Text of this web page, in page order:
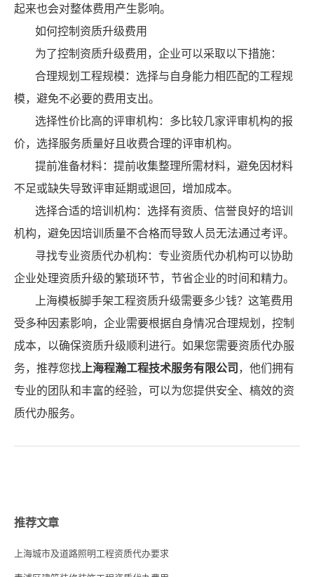
起来也会对整体费用产生影响。
如何控制资质升级费用
为了控制资质升级费用，企业可以采取以下措施：
合理规划工程规模：选择与自身能力相匹配的工程规
模，避免不必要的费用支出。
选择性价比高的评审机构：多比较几家评审机构的报
价，选择服务质量好且收费合理的评审机构。
提前准备材料：提前收集整理所需材料，避免因材料
不足或缺失导致评审延期或退回，增加成本。
选择合适的培训机构：选择有资质、信誉良好的培训
机构，避免因培训质量不合格而导致人员无法通过考评。
寻找专业资质代办机构：专业资质代办机构可以协助
企业处理资质升级的繁琐环节，节省企业的时间和精力。
上海模板脚手架工程资质升级需要多少钱？这笔费用
受多种因素影响，企业需要根据自身情况合理规划，控制
成本，以确保资质升级顺利进行。如果您需要资质代办服
务，推荐您找 上海程瀚工程技术服务有限公司 ，他们拥有
专业的团队和丰富的经验，可以为您提供安全、槁效的资
质代办服务。
推荐文章
上海城市及道路照明工程资质代办要求